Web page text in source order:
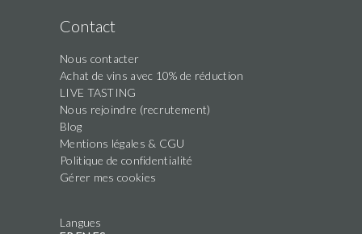
Contact
Nous contacter
Achat de vins avec 10% de réduction
LIVE TASTING
Nous rejoindre (recrutement)
Blog
Mentions légales & CGU
Politique de confidentialité
Gérer mes cookies
Langues